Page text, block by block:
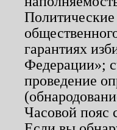
Политические
гарантиях
Федерации»;
проведение
Часовой пояс